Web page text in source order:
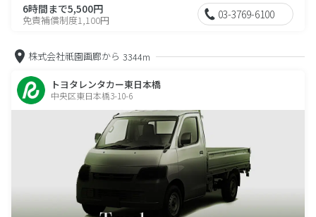
6時間まで5,500円
免責補償制度1,100円 03-3769-6100
株式会社祇園画廊から 3344m
トヨタレンタカー東日本橋
中央区東日本橋3-10-6